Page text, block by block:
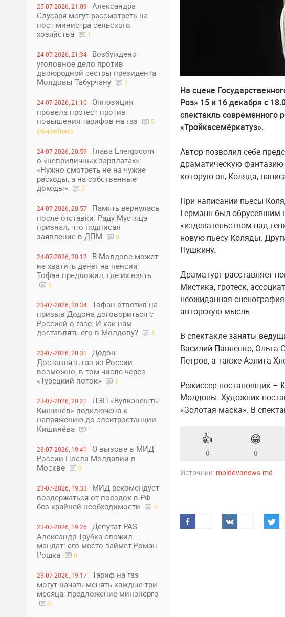
25-07-2026, 21:09
Александра
Слусаря могут рассмотреть на
пост министра сельского
хозяйства
1
24-07-2026, 21:34
Возбуждено
уголовное дело против
двоюродной сестры президента
Молдовы Табурчану
1
24-07-2026, 21:10
Оппозиция
провела протест против
повышения тарифов на газ
5
обновлено
24-07-2026, 20:59
Глава Energocom
о «неприличных зарплатах»:
«Нужно смотреть не на чужие
расходы, а на собственные
доходы»
0
24-07-2026, 20:57
Память вернулась
после отставки: Раду Мустяцэ
признал, что подписал
заявление в ДПМ
0
24-07-2026, 20:12
В Молдове может
не хватить денег на пенсии:
Тофан предложил, где их взять
6
23-07-2026, 20:34
Тофан ответил на
призыв Додона договориться с
Россией о газе: И как нам
доставлять его в Молдову?
5
23-07-2026, 20:31
Додон:
Доставлять газ из России
возможно, в том числе через
«Турецкий поток»
3
23-07-2026, 20:21
ЛЭП «Вулкэнешть-
Кишинёв» подключена к
напряжению до электростанции
Кишинёва
1
23-07-2026, 19:41
О вызове в МИД
России Посла Молдавии в
Москве
0
23-07-2026, 19:33
МИД рекомендует
воздержаться от поездок в РФ
без крайней необходимости
4
23-07-2026, 19:26
Депутат PAS
Александр Трубка сложил
мандат: его место займет Роман
Рошка
0
23-07-2026, 19:17
Тариф на газ
могут начать менять каждые три
месяца: предложение минэнерго
0
На сцене
Роз» 15 и 16 декабря с
спектакль современного
«Тройкасемёркатуз».
Автор позволил себе
драматическую
которую он, Коляда,
При написании пьесы
Германн был обрусевшим
«издевательством над
новую пьесу Коляды.
Пушкину.
Драматург расставляет
Мистика, гротеск,
неожиданная
авторскую мысль.
В спектакле заняты
Василий Павленко,
Петров, а также Аэлита
Режиссёр-постановщик –
Молдовы. Художник-
«Золотая маска». В
👍
0
😁
0
Источник: moldovanews.md